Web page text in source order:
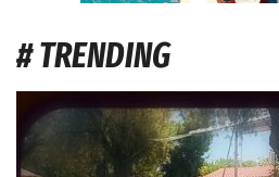
# TRENDING